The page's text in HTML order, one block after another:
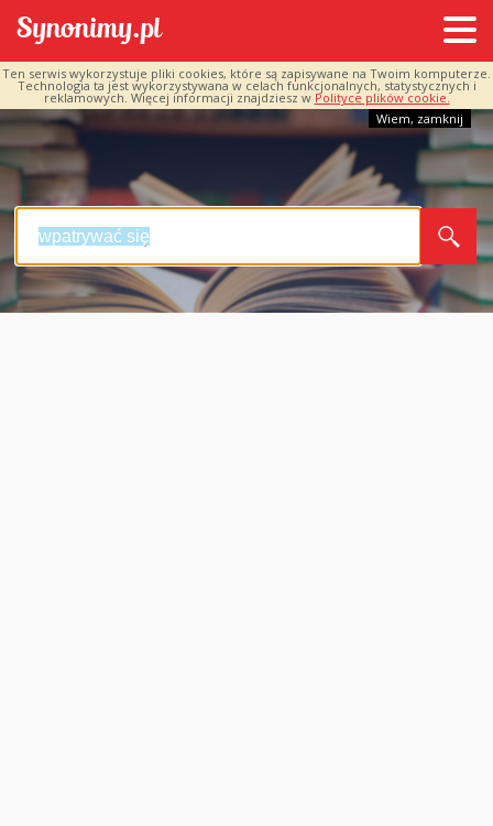
Ten serwis wykorzystuje pliki cookies, które są zapisywane na Twoim komputerze.
Technologia ta jest wykorzystywana w celach funkcjonalnych, statystycznych i
reklamowych. Więcej informacji znajdziesz w Polityce plików cookie.
Wiem, zamknij